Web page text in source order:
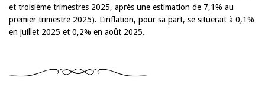
et troisième trimestres 2025, après une estimation de 7,1% au
premier trimestre 2025). L’inflation, pour sa part, se situerait à 0,1%
en juillet 2025 et 0,2% en août 2025.